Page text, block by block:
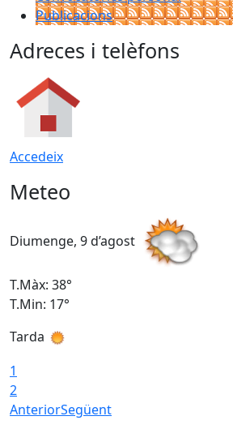
Publicacions
Adreces i telèfons
Accedeix
Meteo
Diumenge, 9 d’agost
T.Màx: 38°
T.Min: 17°
Tarda
1
2
AnteriorSegüent